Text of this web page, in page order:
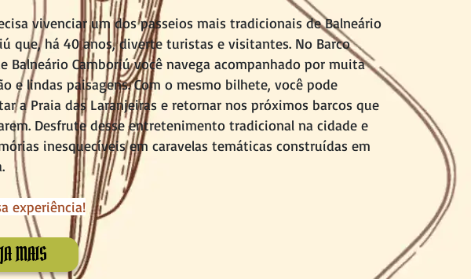
vivenciar um dos passeios mais tradicionais de Balneário
que, há 40 anos, diverte turistas e visitantes. No Barco
Balneário Camboriú você navega acompanhado por muita
e lindas paisagens. Com o mesmo bilhete, você pode
a Praia das Laranjeiras e retornar nos próximos barcos que
Desfrute desse entretenimento tradicional na cidade e
inesquecíveis em caravelas temáticas construídas em
experiência!
MAIS